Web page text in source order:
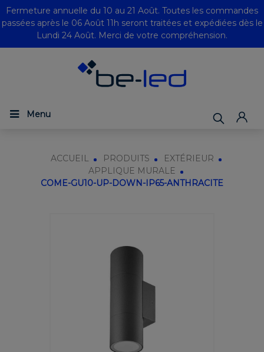
Fermeture annuelle du 10 au 21 Août. Toutes les commandes
passées après le 06 Août 11h seront traitées et expédiées dès le
Lundi 24 Août. Merci de votre compréhension.
Menu
ACCUEIL PRODUITS
EXTÉRIEUR
APPLIQUE MURALE
COME-GU10-UP-DOWN-IP65-ANTHRACITE